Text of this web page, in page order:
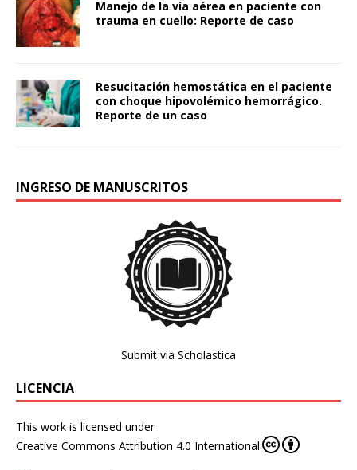
Manejo de la vía aérea en paciente con
trauma en cuello: Reporte de caso
Resucitación hemostática en el paciente
con choque hipovolémico hemorrágico.
Reporte de un caso
INGRESO DE MANUSCRITOS
Submit via Scholastica
LICENCIA
This work is licensed under
Creative Commons Attribution 4.0 International